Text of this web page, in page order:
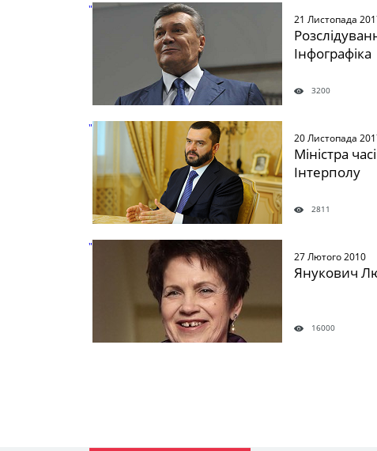
" />
21 Листопада
Інфографіка
3200
" />
20 Листопада
Міністра
Інтерполу
2811
" />
27 Лютого 2010
Янукович
16000